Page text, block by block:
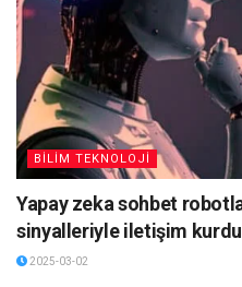
BİLİM TEKNOLOJİ
Yapay zeka sohbet
sinyalleriyle iletişim
2025-03-02